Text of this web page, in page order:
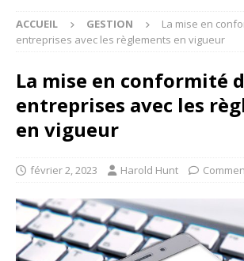
ACCUEIL GESTION
La mise en
entreprises avec les règlements en vigueur
La mise en conformité
entreprises avec les
en vigueur
février 2, 2023 Harold Hunt